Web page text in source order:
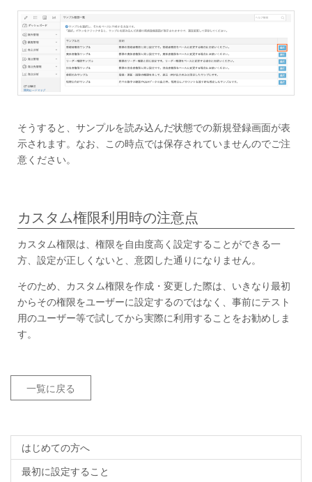
そうすると、サンプルを読み込んだ状態での新規登録画面が表
示されます。なお、この時点では保存されていませんのでご注
意ください。
カスタム権限利用時の注意点
カスタム権限は、権限を自由度高く設定することができる一
方、設定が正しくないと、意図した通りになりません。
そのため、カスタム権限を作成・変更した際は、いきなり最初
からその権限をユーザーに設定するのではなく、事前にテスト
用のユーザー等で試してから実際に利用することをお勧めしま
す。
一覧に戻る
はじめての方へ
最初に設定すること